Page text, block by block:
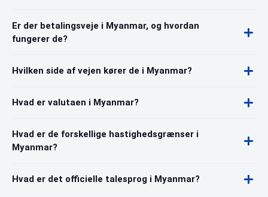
Er der betalingsveje i Myanmar, og hvordan
fungerer de?
Hvilken side af vejen kører de i Myanmar?
Hvad er valutaen i Myanmar?
Hvad er de forskellige hastighedsgrænser i
Myanmar?
Hvad er det officielle talesprog i Myanmar?